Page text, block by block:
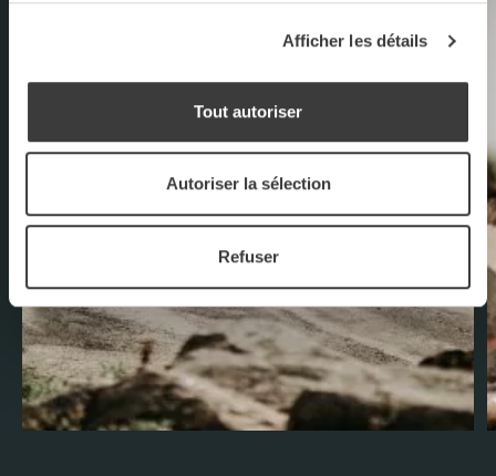
Afficher les détails
Tout autoriser
Autoriser la sélection
Refuser